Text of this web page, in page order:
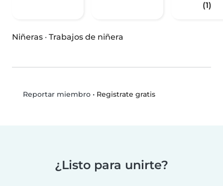
(1)
Niñeras · Trabajos de niñera
Reportar miembro• Registrate gratis
¿Listo para unirte?